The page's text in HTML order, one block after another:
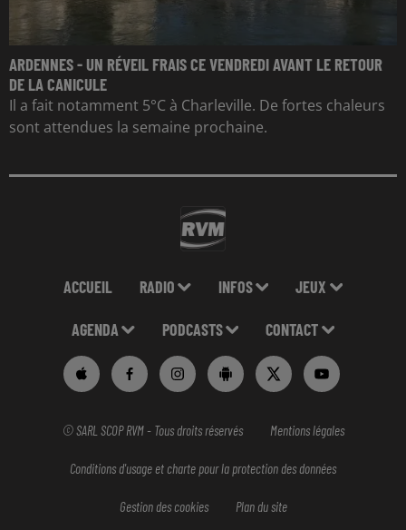
ARDENNES - UN RÉVEIL FRAIS CE VENDREDI AVANT LE RETOUR
DE LA CANICULE
Il a fait notamment 5°C à Charleville. De fortes chaleurs
sont attendues la semaine prochaine.
ACCUEIL RADIO INFOS JEUX
AGENDA PODCASTS CONTACT
© SARL SCOP RVM - Tous droits réservés Mentions légales
Conditions d'usage et charte pour la protection des données
Gestion des cookies Plan du site